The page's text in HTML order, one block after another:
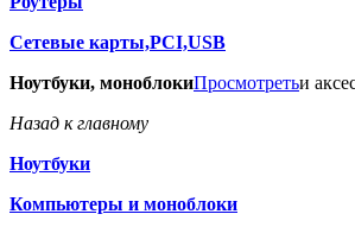
Сетевые карты,PCI,USB
Ноутбуки, моноблокиПросмотретьи
Назад к главному
Ноутбуки
Компьютеры и моноблоки